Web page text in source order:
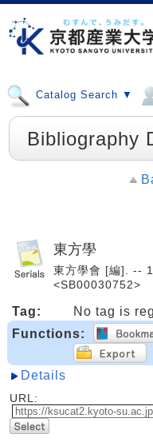
Catalog Search ▼
Bibliography
東方學
東方學會 [編]. --
<SB00030752>
Tag:
No tag is
Functions:
Details
URL: